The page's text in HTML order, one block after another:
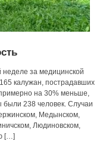
за медицинской
калужан, пострадавших
на 30% меньше,
были 238 человек. Случаи
Медынском,
Людиновском,
[…]